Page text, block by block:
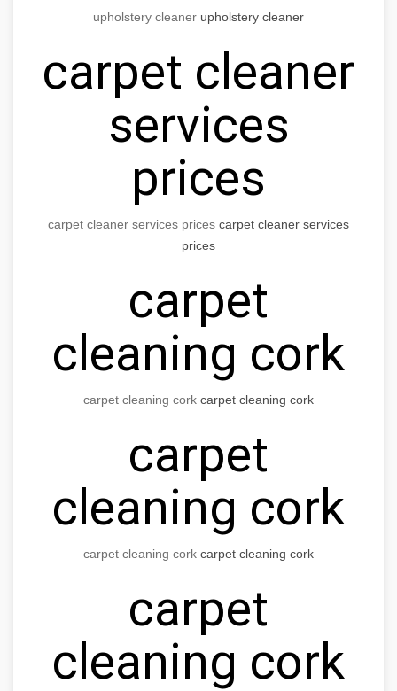
upholstery cleaner upholstery cleaner
carpet cleaner
services
prices
carpet cleaner services prices carpet cleaner services
prices
carpet
cleaning cork
carpet cleaning cork carpet cleaning cork
carpet
cleaning cork
carpet cleaning cork carpet cleaning cork
carpet
cleaning cork